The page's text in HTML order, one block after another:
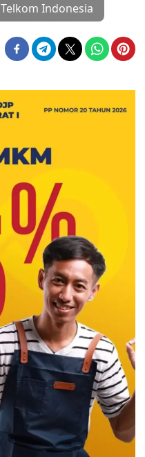
Telkom Indonesia